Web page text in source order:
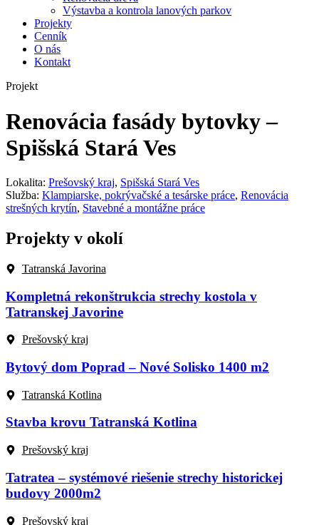
Výstavba a kontrola lanových parkov
Projekty
Cenník
O nás
Kontakt
Projekt
Renovácia fasády bytovky –
Spišská Stará Ves
Lokalita: Prešovský kraj, Spišská Stará Ves
Služba: Klampiarske, pokrývačské a tesárske práce, Renovácia
strešných krytín, Stavebné a montážne práce
Projekty v okolí
Tatranská Javorina
Kompletná rekonštrukcia strechy kostola v
Tatranskej Javorine
Prešovský kraj
Bytový dom Poprad – Nové Solisko 1400 m2
Tatranská Kotlina
Stavba krovu Tatranská Kotlina
Prešovský kraj
Tatratea – systémové riešenie strechy historickej
budovy 2000m2
Prešovský kraj